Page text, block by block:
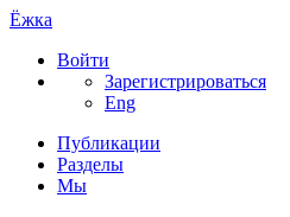
Ёжка
Войти
Зарегистрироваться
Eng
Публикации
Разделы
Мы